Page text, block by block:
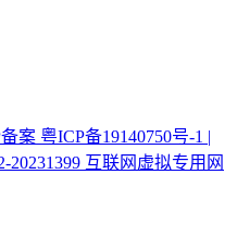
案 粤ICP备19140750号-1 |
互联网虚拟专用网